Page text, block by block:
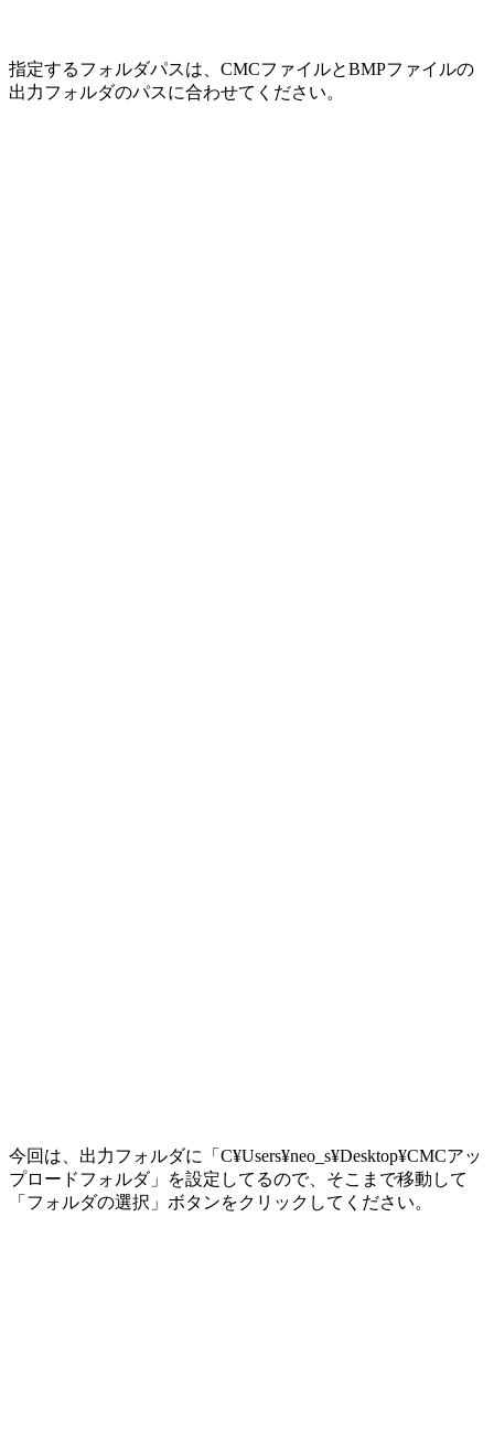
指定するフォルダパスは、CMCファイルとBMPファイルの
出力フォルダのパスに合わせてください。
今回は、出力フォルダに「C¥Users¥neo_s¥Desktop¥CMCアッ
プロードフォルダ」を設定してるので、そこまで移動して
「フォルダの選択」ボタンをクリックしてください。